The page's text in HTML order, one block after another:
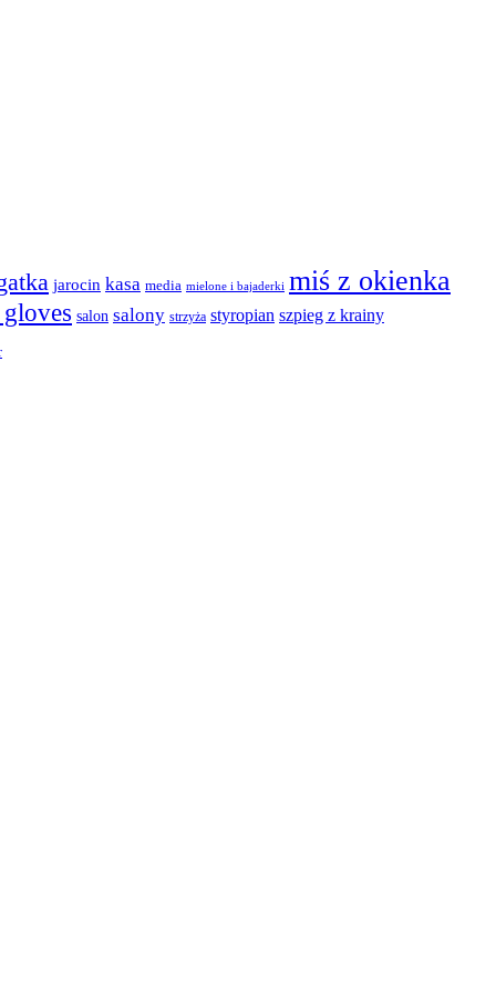
jarocin kasa media mielone i bajaderki miś z okienka
salon salony strzyża styropian szpieg z krainy